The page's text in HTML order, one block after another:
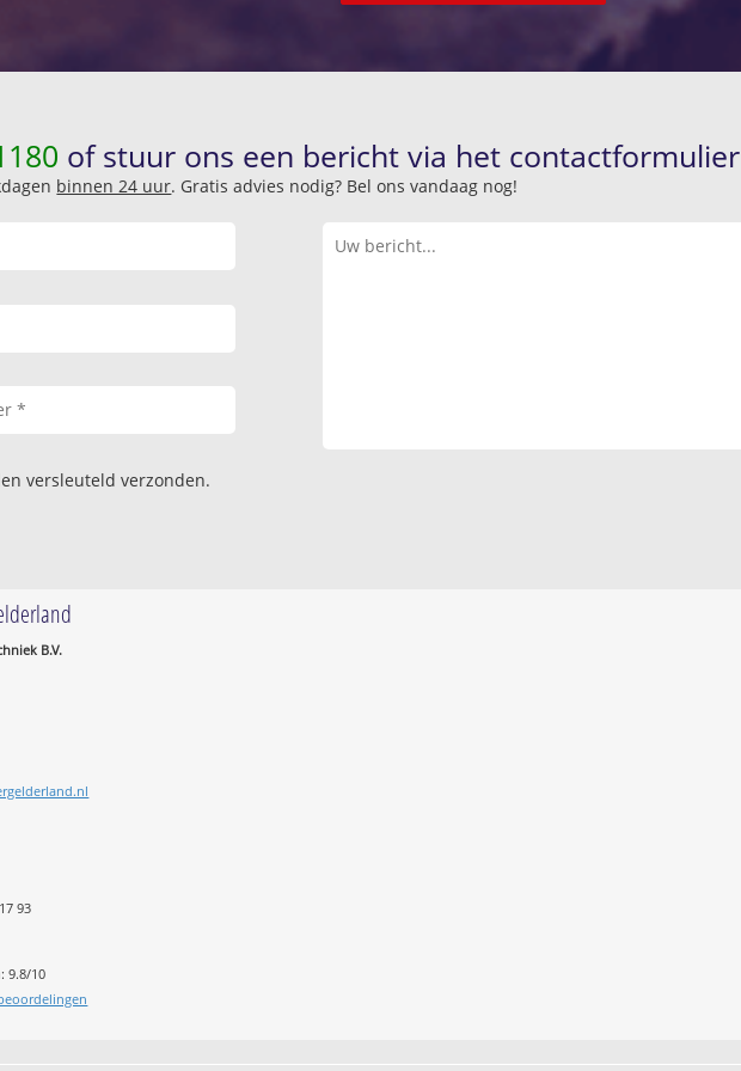
of stuur ons een bericht via het
binnen 24 uur. Gratis advies nodig? Bel ons vandaag nog!
versleuteld verzonden.
B.V.
93
9.8/10